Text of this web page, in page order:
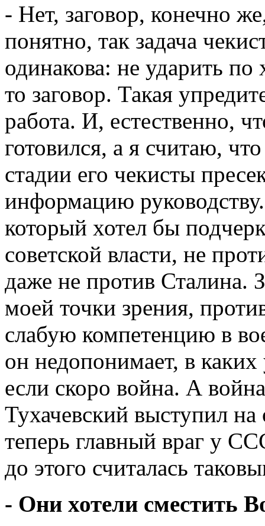
- Нет, заговор, конечно
понятно, так задача
одинакова: не ударить по
то заговор. Такая
работа. И, естественно,
готовился, а я считаю,
стадии его чекисты
информацию
который хотел бы
советской власти, не
даже не против Сталина.
моей точки зрения,
слабую компетенцию в
он недопонимает, в каких
если скоро война. А
Тухачевский выступил
теперь главный враг у
до этого считалась
- Они хотели сместить